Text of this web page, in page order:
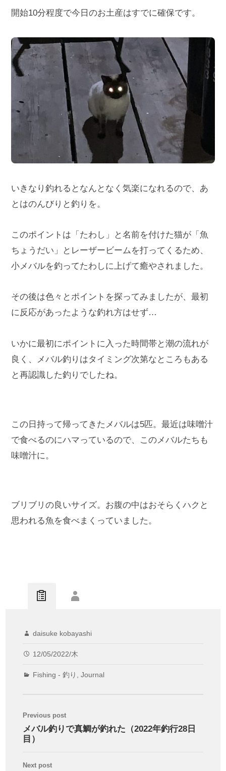
開始10分程度で今日のお土産はすでに確保です。
いきなり釣れるとなんとなく気楽になれるので、あ
とはのんびりと釣りを。
このポイントは「たわし」と名前を付けた猫が「魚
ちょうだい」とレーザービームを打ってくるため、
小メバルを釣ってたわしに上げて癒やされました。
その後は色々とポイントを探ってみましたが、最初
に反応があったような釣れ方はせず…
いかに最初にポイントに入った時間帯と潮の流れが
良く、メバル釣りはタイミング次第なところもある
と再認識した釣りでしたね。
この日持って帰ってきたメバルは5匹。最近は味噌汁
で食べるのにハマっているので、このメバルたちも
味噌汁に。
ブリブリの良いサイズ。お腹の中はおそらくハクと
思われる魚を食べまくっていました。
daisuke kobayashi
12/05/2022/木
Fishing - 釣り ,Journal
Previous post
メバル釣りで真鯛が釣れた（2022年釣行28日
目）
Next post